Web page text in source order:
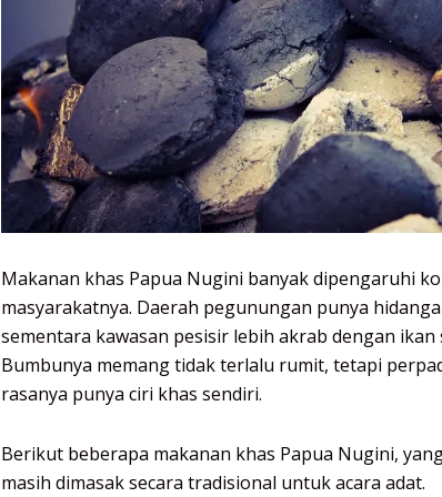
Makanan khas Papua Nugini banyak dipengaruhi
masyarakatnya. Daerah pegunungan punya
sementara kawasan pesisir lebih akrab dengan ikan
Bumbunya memang tidak terlalu rumit, tetapi
rasanya punya ciri khas sendiri.
Berikut beberapa makanan khas Papua Nugini,
masih dimasak secara tradisional untuk acara adat.